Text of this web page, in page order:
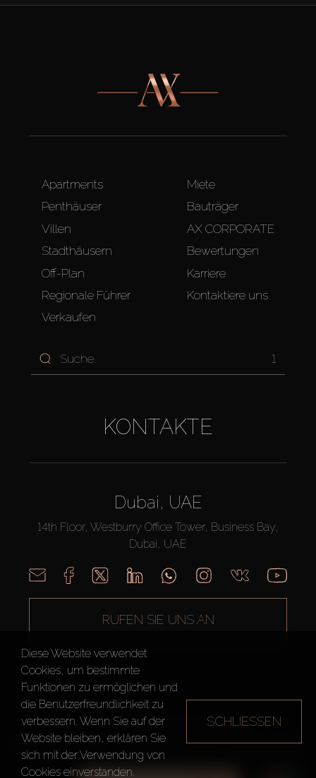
Apartments
Penthäuser
Villen
Stadthäusern
Off-Plan
Regionale Führer
Verkaufen
Miete
Bauträger
AX CORPORATE
Bewertungen
Karriere
Kontaktiere uns
1
KONTAKTE
Dubai, UAE
14th Floor, Westburry Office Tower, Business Bay,
Dubai, UAE
RUFEN SIE UNS AN
AX CAPITAL ©2026 Alle Rechte vorbehalten
Nutzungsbedingungen
Datenschutzrichtlinie Seitenverzeichnis
Diese Website verwendet
Cookies, um bestimmte
Funktionen zu ermöglichen und
die Benutzerfreundlichkeit zu
verbessern. Wenn Sie auf der
Website bleiben, erklären Sie
sich mit der Verwendung von
Cookies einverstanden.
SCHLIESSEN